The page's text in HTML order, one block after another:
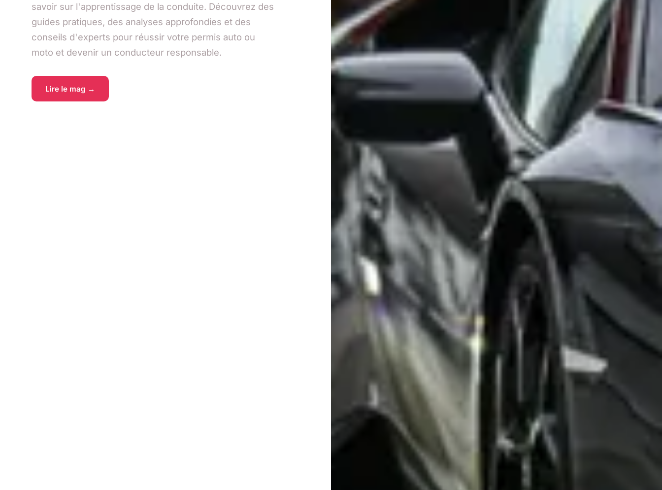
savoir sur l'apprentissage de la conduite. Découvrez des
guides pratiques, des analyses approfondies et des
conseils d'experts pour réussir votre permis auto ou
moto et devenir un conducteur responsable.
Lire le mag →